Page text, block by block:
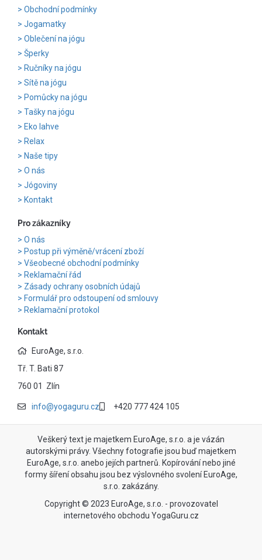
Obchodní podmínky
Jogamatky
Oblečení na jógu
Šperky
Ručníky na jógu
Sítě na jógu
Pomůcky na jógu
Tašky na jógu
Eko lahve
Relax
Naše tipy
O nás
Jógoviny
Kontakt
Pro zákazníky
O nás
Postup při výměně/vrácení zboží
Všeobecné obchodní podmínky
Reklamační řád
Zásady ochrany osobních údajů
Formulář pro odstoupení od smlouvy
Reklamační protokol
Kontakt
EuroAge, s.r.o.
Tř. T. Bati 87
760 01 Zlín
info@yogaguru.cz +420 777 424 105
Veškerý text je majetkem EuroAge, s.r.o. a je vázán
autorskými právy. Všechny fotografie jsou buď majetkem
EuroAge, s.r.o. anebo jejích partnerů. Kopírování nebo jiné
formy šíření obsahu jsou bez výslovného svolení EuroAge,
s.r.o. zakázány.
Copyright © 2023 EuroAge, s.r.o. - provozovatel
internetového obchodu YogaGuru.cz